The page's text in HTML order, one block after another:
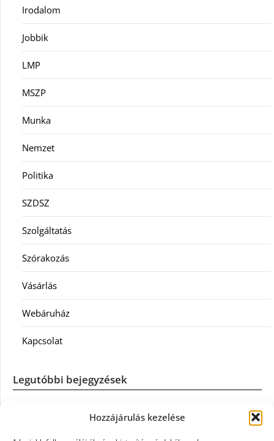
Hozzájárulás kezelése
Irodalom
Jobbik
LMP
MSZP
Munka
Nemzet
Politika
SZDSZ
Szolgáltatás
Szórakozás
Vásárlás
Webáruház
Kapcsolat
Legutóbbi bejegyzések
Casco szélvédőcsere: mikor éri meg a biztosítást igénybe